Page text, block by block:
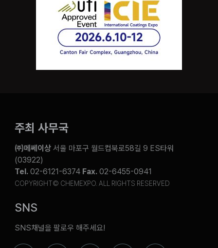
주최 사무국
㈜메쎄이상서울 마포구 월드컵북로58길 9 ES타워
(03922)
Tel.02-6121-6374 Fax.02-6455-0941
COPYRIGHT© CHEMEXPO. ALL RIGHTS RESERVED
SNS
SNS채널을 팔로우 해주세요!